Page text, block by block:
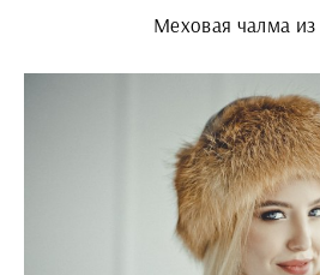
Меховая чалма из